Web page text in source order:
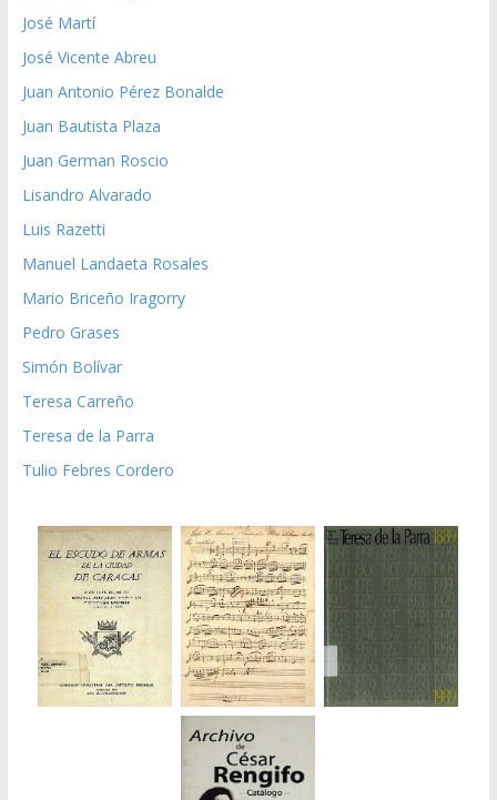
José Martí
José Vicente Abreu
Juan Antonio Pérez Bonalde
Juan Bautista Plaza
Juan German Roscio
Lisandro Alvarado
Luis Razetti
Manuel Landaeta Rosales
Mario Briceño Iragorry
Pedro Grases
Simón Bolívar
Teresa Carreño
Teresa de la Parra
Tulio Febres Cordero